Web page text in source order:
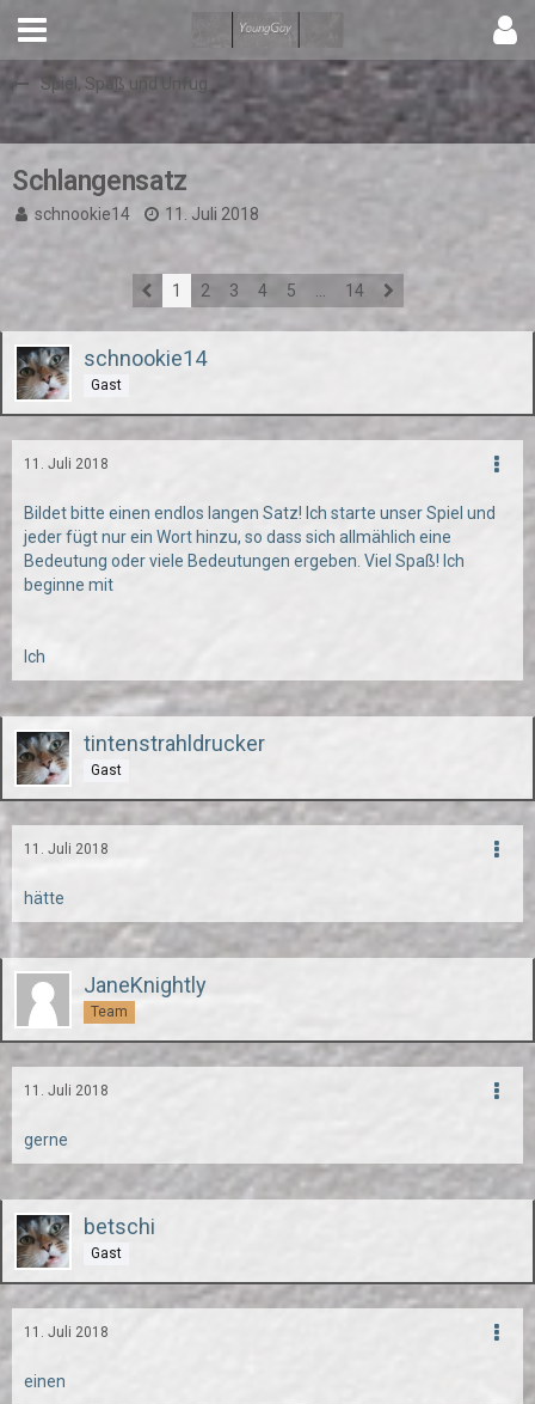
Spiel, Spaß und Unfug
Schlangensatz
schnookie14 11. Juli 2018
1 2 3 4 5 14
schnookie14
Gast
11. Juli 2018
Bildet bitte einen endlos langen Satz! Ich starte unser Spiel und
jeder fügt nur ein Wort hinzu, so dass sich allmählich eine
Bedeutung oder viele Bedeutungen ergeben. Viel Spaß! Ich
beginne mit
Ich
tintenstrahldrucker
Gast
11. Juli 2018
hätte
JaneKnightly
Team
11. Juli 2018
gerne
betschi
Gast
11. Juli 2018
einen